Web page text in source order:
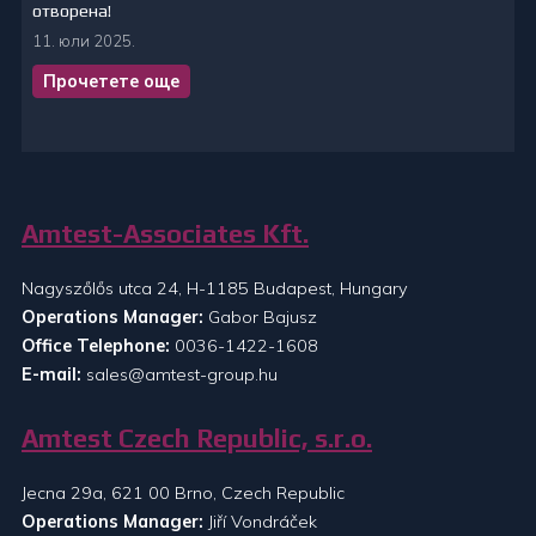
отворена!
11. юли 2025.
Прочетете още
Amtest-Associates Kft.
Nagyszőlős utca 24, H-1185 Budapest, Hungary
Operations Manager: Gabor Bajusz
Office Telephone: 0036-1422-1608
E-mail: sales@amtest-group.hu
Amtest Czech Republic, s.r.o.
Jecna 29a, 621 00 Brno, Czech Republic
Operations Manager: Jiří Vondráček